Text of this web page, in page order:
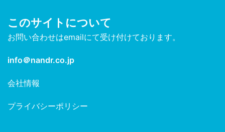
このサイトについて
お問い合わせはemailにて受け付けております。
info＠nandr.co.jp
会社情報
プライバシーポリシー